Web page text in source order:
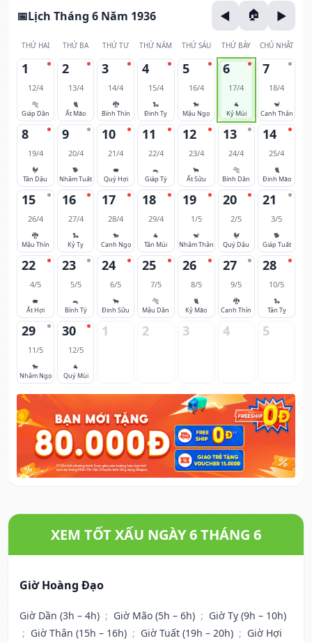
Lịch Tháng 6 Năm 1936
THỨ HAI THỨ BA THỨ TƯ THỨ NĂM THỨ SÁU THỨ BẢY CHỦ NHẬT
1
12/4
🐅
Giáp Dần
2
13/4
🐈
Ất Mão
3
14/4
🐉
Bính Thìn
4
15/4
🐍
Đinh Tỵ
5
16/4
🐎
Mậu Ngọ
6
17/4
🐐
Kỷ Mùi
7
18/4
🐒
Canh Thân
8
19/4
🐓
Tân Dậu
9
20/4
🐕
Nhâm Tuất
10
21/4
🐖
Quý Hợi
11
22/4
🐀
Giáp Tý
12
23/4
🐂
Ất Sửu
13
24/4
🐅
Bính Dần
14
25/4
🐈
Đinh Mão
15
26/4
🐉
Mậu Thìn
16
27/4
🐍
Kỷ Tỵ
17
28/4
🐎
Canh Ngọ
18
29/4
🐐
Tân Mùi
19
1/5
🐒
Nhâm Thân
20
2/5
🐓
Quý Dậu
21
3/5
🐕
Giáp Tuất
22
4/5
🐖
Ất Hợi
23
5/5
🐀
Bính Tý
24
6/5
🐂
Đinh Sửu
25
7/5
🐅
Mậu Dần
26
8/5
🐈
Kỷ Mão
27
9/5
🐉
Canh Thìn
28
10/5
🐍
Tân Tỵ
29
11/5
🐎
Nhâm Ngọ
30
12/5
🐐
Quý Mùi
1 2 3 4 5
XEM TỐT XẤU NGÀY 6 THÁNG 6
Giờ Hoàng Đạo
Giờ Dần (3h – 4h) ; Giờ Mão (5h – 6h) ; Giờ Tỵ (9h – 10h)
; Giờ Thân (15h – 16h) ; Giờ Tuất (19h – 20h) ; Giờ Hợi